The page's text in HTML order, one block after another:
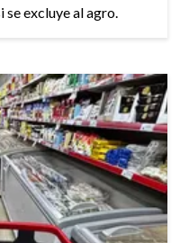
se excluye al agro.